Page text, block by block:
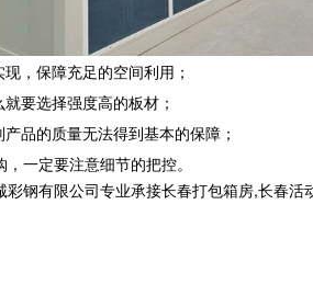
，保障充足的空间利用；
要选择强度高的板材；
品的质量无法得到基本的保障；
一定要注意细节的把控。
钢有限公司专业承接长春打包箱房,长春